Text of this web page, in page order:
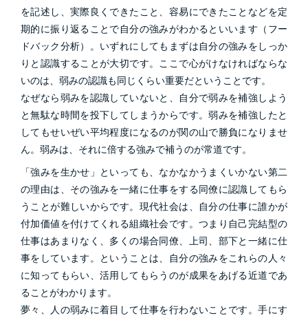
を記述し、実際良くできたこと、容易にできたことなどを定
期的に振り返ることで自分の強みがわかるといいます（フー
ドバック分析）。いずれにしてもまずは自分の強みをしっか
りと認識することが大切です。ここで心がけなければならな
いのは、弱みの認識も同じくらい重要だということです。
なぜなら弱みを認識していないと、自分で弱みを補強しよう
と無駄な時間を投下してしまうからです。弱みを補強したと
してもせいぜい平均程度になるのが関の山で勝負になりませ
ん。弱みは、それに倍する強みで補うのが常道です。
「強みを生かせ」といっても、なかなかうまくいかない第二
の理由は、その強みを一緒に仕事をする同僚に認識してもら
うことが難しいからです。現代社会は、自分の仕事に誰かが
付加価値を付けてくれる組織社会です。つまり自己完結型の
仕事はあまりなく、多くの場合同僚、上司、部下と一緒に仕
事をしています。ということは、自分の強みをこれらの人々
に知ってもらい、活用してもらうのが成果をあげる近道であ
ることがわかります。
夢々、人の弱みに着目して仕事を行わないことです。手にす